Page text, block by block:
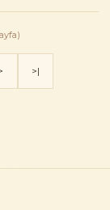
>|